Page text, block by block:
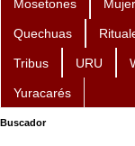
Mosetones
Quechuas
Tribus URU
Yuracarés
Buscador